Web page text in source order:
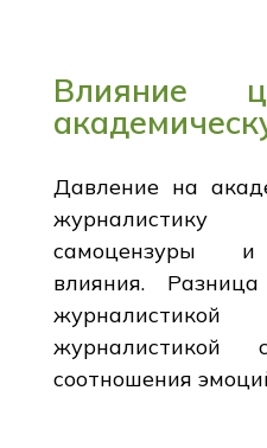
Влияние
Давление на
журналистику
самоцензуры и
влияния.
соотношения